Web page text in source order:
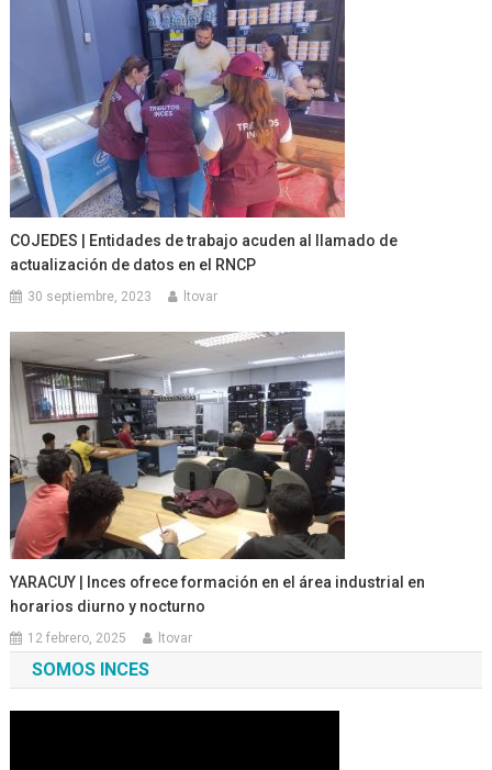
COJEDES | Entidades de trabajo acuden al llamado de
actualización de datos en el RNCP
30 septiembre, 2023 ltovar
YARACUY | Inces ofrece formación en el área industrial en
horarios diurno y nocturno
12 febrero, 2025 ltovar
SOMOS INCES